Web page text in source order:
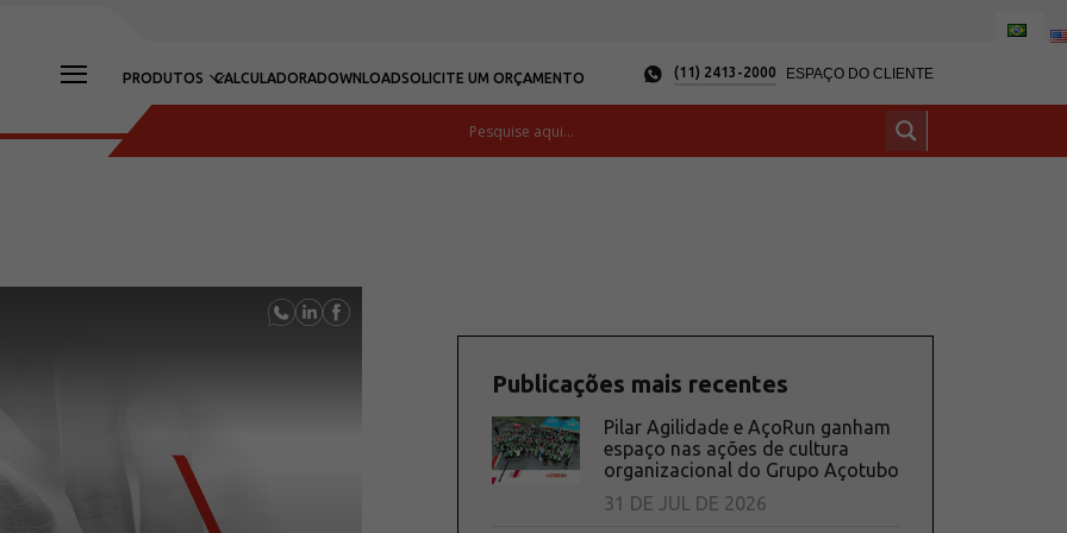
PRODUTOS CALCULADORADOWNLOADSOLICITE UM ORÇAMENTO (11) 2413-2000 ESPAÇO DO CLIENTE
Publicações mais recentes
Pilar Agilidade e AçoRun ganham
espaço nas ações de cultura
organizacional do Grupo Açotubo
31 DE JUL DE 2026